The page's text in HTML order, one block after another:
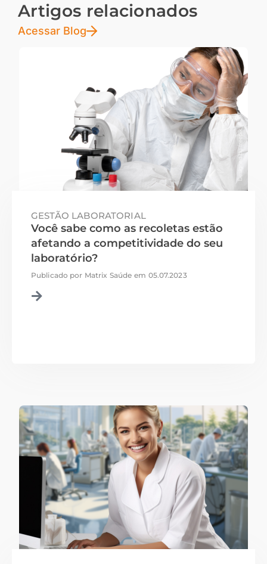
Artigos relacionados
Acessar Blog
GESTÃO LABORATORIAL
Você sabe como as recoletas estão
afetando a competitividade do seu
laboratório?
Publicado por Matrix Saúde em 05.07.2023